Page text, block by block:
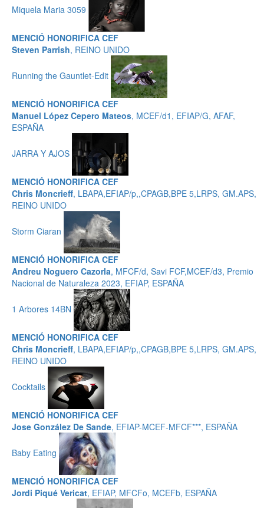
Miquela Maria 3059
MENCIÓ HONORIFICA CEF
Steven Parrish, REINO UNIDO
Running the Gauntlet-Edit
MENCIÓ HONORIFICA CEF
Manuel López Cepero Mateos, MCEF/d1, EFIAP/G, AFAF,
ESPAÑA
JARRA Y AJOS
MENCIÓ HONORIFICA CEF
Chris Moncrieff, LBAPA,EFIAP/p,,CPAGB,BPE 5,LRPS, GM.APS,
REINO UNIDO
Storm Ciaran
MENCIÓ HONORIFICA CEF
Andreu Noguero Cazorla, MFCF/d, Savi FCF,MCEF/d3, Premio
Nacional de Naturaleza 2023, EFIAP, ESPAÑA
1 Arbores 14BN
MENCIÓ HONORIFICA CEF
Chris Moncrieff, LBAPA,EFIAP/p,,CPAGB,BPE 5,LRPS, GM.APS,
REINO UNIDO
Cocktails
MENCIÓ HONORIFICA CEF
Jose González De Sande, EFIAP-MCEF-MFCF***, ESPAÑA
Baby Eating
MENCIÓ HONORIFICA CEF
Jordi Piqué Vericat, EFIAP, MFCFo, MCEFb, ESPAÑA